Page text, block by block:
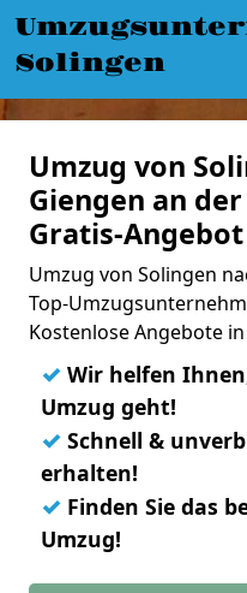
Solingen
Umzug von
Giengen an
Gratis-Angebot
Umzug von Solingen
Top-
Kostenlose Angebote
✓ Wir helfen
Umzug geht!
✓ Schnell &
erhalten!
✓ Finden Sie das
Umzug!